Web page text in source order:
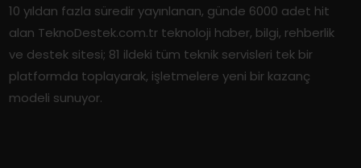
10 yıldan fazla süredir yayınlanan, günde 6000 adet hit
alan TeknoDestek.com.tr teknoloji haber, bilgi, rehberlik
ve destek sitesi; 81 ildeki tüm teknik servisleri tek bir
platformda toplayarak, işletmelere yeni bir kazanç
modeli sunuyor.